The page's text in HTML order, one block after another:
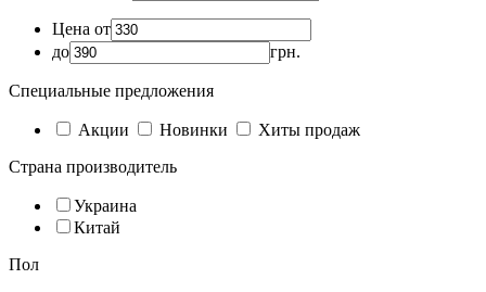
Цена от
до
грн.
Специальные предложения
Акции Новинки
Хиты продаж
Страна производитель
Украина
Китай
Пол